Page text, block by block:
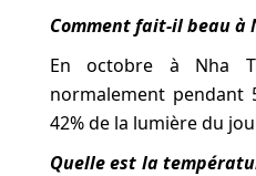
Comment fait-il beau à
En octobre à Nha
normalement pendant
42% de la lumière du
Quelle est la